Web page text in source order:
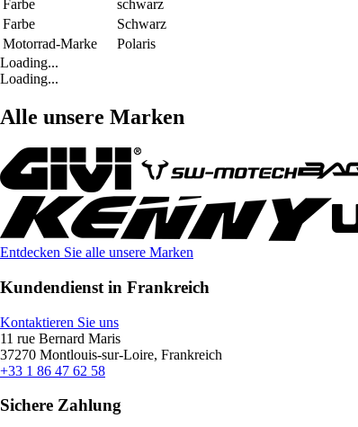
Farbe
schwarz
Farbe
Schwarz
Motorrad-Marke
Polaris
Loading...
Loading...
Alle unsere Marken
Entdecken Sie alle unsere Marken
Kundendienst in Frankreich
Kontaktieren Sie uns
11 rue Bernard Maris
37270 Montlouis-sur-Loire, Frankreich
+33 1 86 47 62 58
Sichere Zahlung